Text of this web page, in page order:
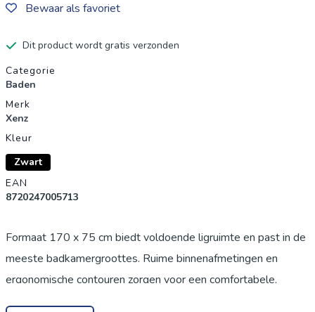
Bewaar als favoriet
Dit product wordt gratis verzonden
Productgegevens
Categorie
Baden
Merk
Xenz
Kleur
Zwart
EAN
8720247005713
Formaat 170 x 75 cm biedt voldoende ligruimte en past in de
meeste badkamergroottes. Ruime binnenafmetingen en
ergonomische contouren zorgen voor een comfortabele,